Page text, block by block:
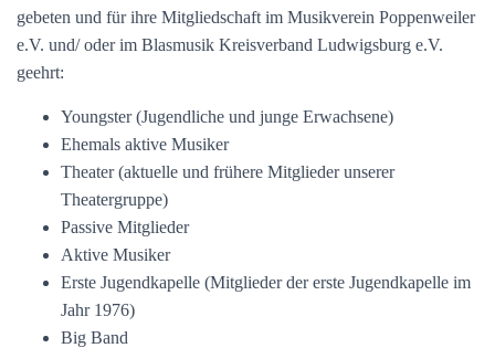
gebeten und für ihre Mitgliedschaft im Musikverein Poppenweiler
e.V. und/ oder im Blasmusik Kreisverband Ludwigsburg e.V.
geehrt:
Youngster (Jugendliche und junge Erwachsene)
Ehemals aktive Musiker
Theater (aktuelle und frühere Mitglieder unserer
Theatergruppe)
Passive Mitglieder
Aktive Musiker
Erste Jugendkapelle (Mitglieder der erste Jugendkapelle im
Jahr 1976)
Big Band